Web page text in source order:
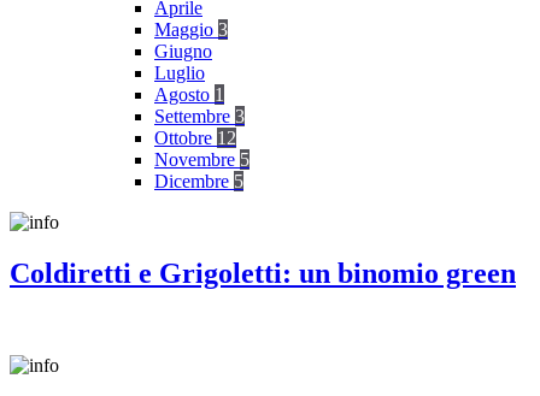
Aprile
Maggio 3
Giugno
Luglio
Agosto 1
Settembre 3
Ottobre 12
Novembre 5
Dicembre 5
Coldiretti e Grigoletti: un binomio green